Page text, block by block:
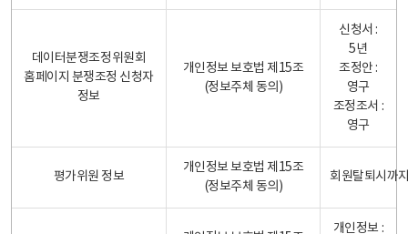
데이터분쟁조정위원회
홈페이지 분쟁조정 신청자
정보
개인정보 보호법 제15조
(정보주체 동의)
신청서 :
5년
조정안 :
영구
조정조서 :
영구
평가위원 정보
개인정보 보호법 제15조
(정보주체 동의)
회원탈퇴시까
개인정보 :